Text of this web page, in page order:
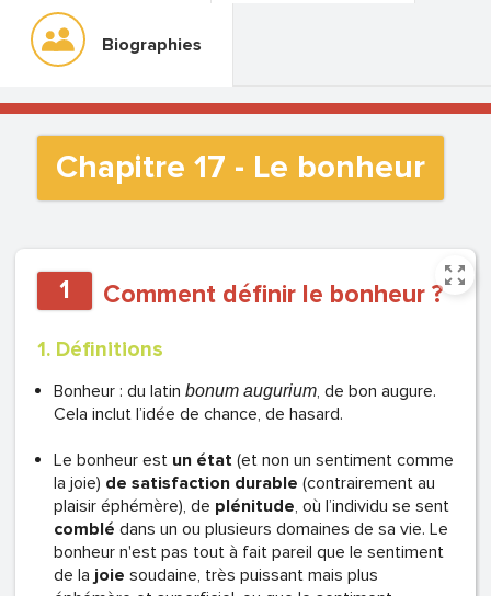
Biographies
Chapitre 17 - Le bonheur
1 Comment définir le bonheur ?
1. Définitions
Bonheur : du latin bonum augurium, de bon augure.
Cela inclut l’idée de chance, de hasard.
Le bonheur est un état (et non un sentiment comme
la joie) de satisfaction durable (contrairement au
plaisir éphémère), de plénitude, où l’individu se sent
comblé dans un ou plusieurs domaines de sa vie. Le
bonheur n'est pas tout à fait pareil que le sentiment
de la joie soudaine, très puissant mais plus